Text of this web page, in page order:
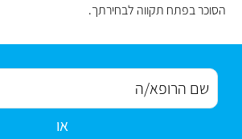
הסוכר בפתח תקווה לבחירתך.
או